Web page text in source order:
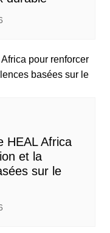
HEAL Africa
et la
sur le